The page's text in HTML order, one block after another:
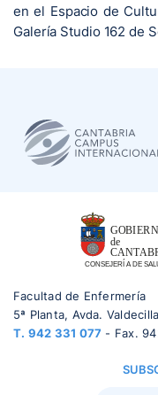
en el Espacio de
Galería Studio 162 de
Facultad de Enfermería
5ª Planta, Avda.
T. 942 331 077 - Fax.